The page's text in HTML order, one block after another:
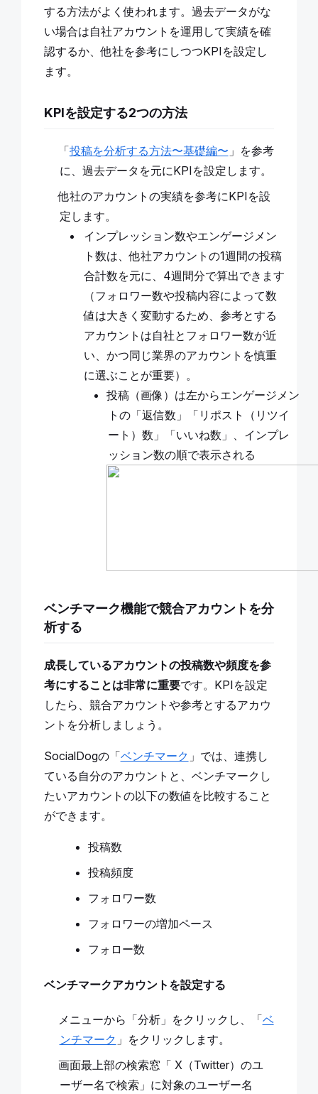
する方法がよく使われます。過去データがな
い場合は自社アカウントを運用して実績を確
認するか、他社を参考にしつつKPIを設定し
ます。
KPIを設定する2つの方法
「投稿を分析する方法〜基礎編〜 」を参考
に、過去データを元にKPIを設定します。
他社のアカウントの実績を参考にKPIを設
定します。
インプレッション数やエンゲージメン
ト数は、他社アカウントの1週間の投稿
合計数を元に、4週間分で算出できます
（フォロワー数や投稿内容によって数
値は大きく変動するため、参考とする
アカウントは自社とフォロワー数が近
い、かつ同じ業界のアカウントを慎重
に選ぶことが重要）。
投稿（画像）は左からエンゲージメン
トの「返信数」「リポスト（リツイ
ート）数」「いいね数」、インプレ
ッション数の順で表示される
ベンチマーク機能で競合アカウントを分
析する
成長しているアカウントの投稿数や頻度を参
考にすることは非常に重要です。KPIを設定
したら、競合アカウントや参考とするアカウ
ントを分析しましょう。
SocialDogの「ベンチマーク 」では、連携し
ている自分のアカウントと、ベンチマークし
たいアカウントの以下の数値を比較すること
ができます。
投稿数
投稿頻度
フォロワー数
フォロワーの増加ペース
フォロー数
ベンチマークアカウントを設定する
メニューから「分析」をクリックし、「ベ
ンチマーク 」をクリックします。
画面最上部の検索窓「 X（Twitter）のユ
ーザー名で検索」に対象のユーザー名